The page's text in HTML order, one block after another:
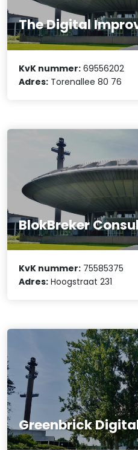
The Digital
KvK nummer: 69556202
Adres: Torenallee 80 76
BlokBreker
KvK nummer: 75585375
Adres: Hoogstraat 231
Greenbrick